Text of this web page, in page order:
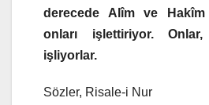
derecede Alîm ve
onları işlettiriyor.
işliyorlar.
Sözler, Risale-i Nur